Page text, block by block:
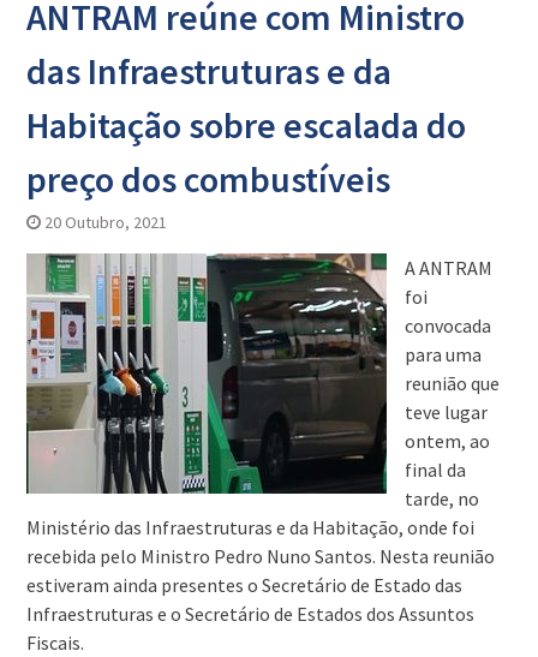
ANTRAM reúne com Ministro
das Infraestruturas e da
Habitação sobre escalada do
preço dos combustíveis
20 Outubro, 2021
A ANTRAM
foi
convocada
para uma
reunião que
teve lugar
ontem, ao
final da
tarde, no
Ministério das Infraestruturas e da Habitação, onde foi
recebida pelo Ministro Pedro Nuno Santos. Nesta reunião
estiveram ainda presentes o Secretário de Estado das
Infraestruturas e o Secretário de Estados dos Assuntos
Fiscais.